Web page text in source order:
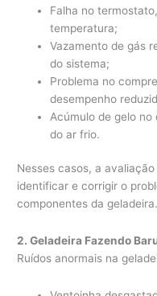
Falha no
temperatura;
Vazamento de gás
do sistema;
Problema no
desempenho
Acúmulo de gelo
do ar frio.
Nesses casos, a
identificar e corrigir o
componentes da geladeira.
2. Geladeira Fazendo
Ruídos anormais na